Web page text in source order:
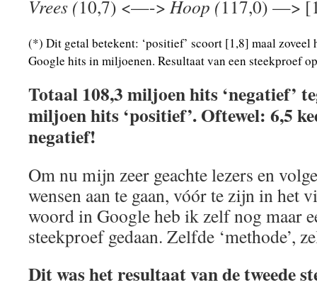
Vrees (10,7) <—-> Hoop (117,0) —>
(*) Dit getal betekent: ‘positief’ scoort [1,8] maal zoveel
Google hits in miljoenen. Resultaat van een steekproef
Totaal 108,3 miljoen hits ‘negatief’
miljoen hits ‘positief’. Oftewel: 6,5
negatief!
Om nu mijn zeer geachte lezers en
wensen aan te gaan, vóór te zijn in het
woord in Google heb ik zelf nog maar
steekproef gedaan. Zelfde ‘methode’,
Dit was het resultaat van de tweede